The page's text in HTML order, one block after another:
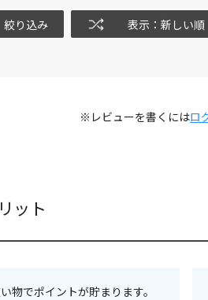
絞り込み 表示：新しい順
※レビューを書くにはロ
ット
物でポイントが貯まります。